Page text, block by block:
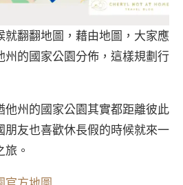
就翻翻地圖，藉由地圖，大家應
州的國家公園分佈，這樣規劃行
他州的國家公園其實都距離彼此
朋友也喜歡休長假的時候就來一
。